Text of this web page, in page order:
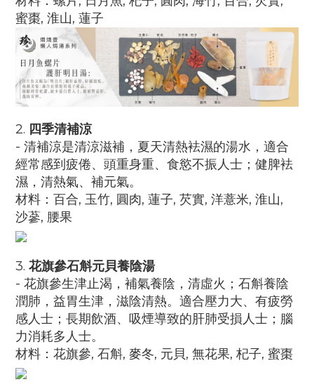
蜜棗, 淮山, 蓮子
2. 四季清補涼
- 清補涼是清涼滋補，夏天清熱袪濕的湯水，適合
經常感到疲倦、頭重身重、食慾不振人士；健脾袪
濕，清熱氣、補元氣。
材料： 百合, 玉竹, 圓肉, 蓮子, 芡實, 洋薏米, 淮山,
沙蔘, 腰果
3. 花旗參石斛元貝養陰湯
- 花旗參生津止渴，補氣養陰，清虛火；石斛養陰
潤肺，益胃生津，滋陰清熱。適合壓力大、有疲勞
感人士；長期飲酒、吸煙導致的肝肺受損人士；腦
力消耗多人士。
材料： 花旗參, 石斛, 麥冬, 元貝, 無花果, 杞子, 蜜棗